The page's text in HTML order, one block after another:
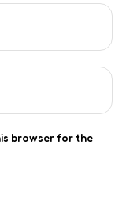
browser for the